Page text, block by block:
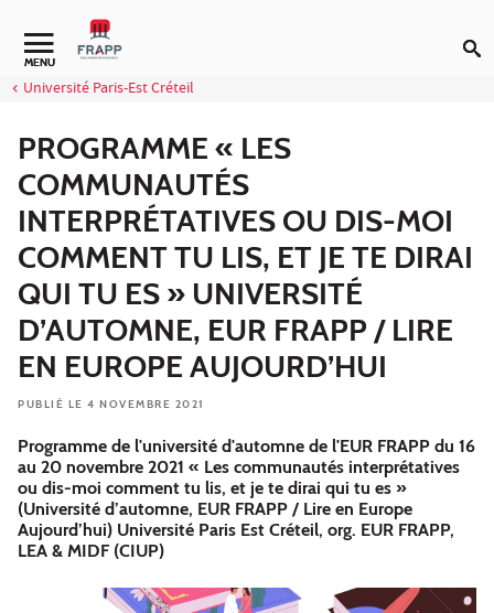
Aller au contenu
Navigation secondaire
MENU
Université Paris-Est Créteil
PROGRAMME « LES
COMMUNAUTÉS
INTERPRÉTATIVES OU DIS-MOI
COMMENT TU LIS, ET JE TE DIRAI
QUI TU ES » UNIVERSITÉ
D’AUTOMNE, EUR FRAPP / LIRE
EN EUROPE AUJOURD’HUI
PUBLIÉ LE 4 NOVEMBRE 2021
Programme de l'université d'automne de l'EUR FRAPP du 16
au 20 novembre 2021 « Les communautés interprétatives
ou dis-moi comment tu lis, et je te dirai qui tu es »
(Université d’automne, EUR FRAPP / Lire en Europe
Aujourd’hui) Université Paris Est Créteil, org. EUR FRAPP,
LEA & MIDF (CIUP)